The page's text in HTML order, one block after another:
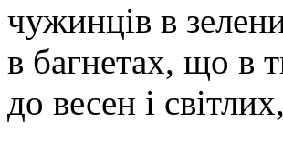
чужинців в
в багнетах, що в
до весен і